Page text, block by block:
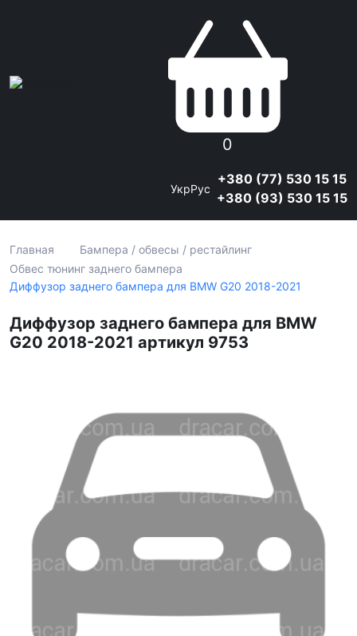
0
УкрРус
+380 (77) 530 15 15
+380 (93) 530 15 15
Главная
Бампера / обвесы / рестайлинг
Обвес тюнинг заднего бампера
Диффузор заднего бампера для BMW G20 2018-2021
Диффузор заднего бампера для BMW
G20 2018-2021 артикул 9753